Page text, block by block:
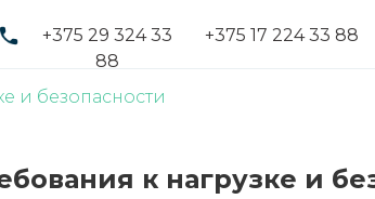
+375 29 324 33
88
+375 17 224 33 88
и безопасности
к нагрузке и